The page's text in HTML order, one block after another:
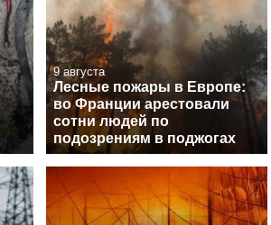
9 августа
Лесные пожары в Европе:
во Франции арестовали
сотни людей по
подозрениям в поджогах